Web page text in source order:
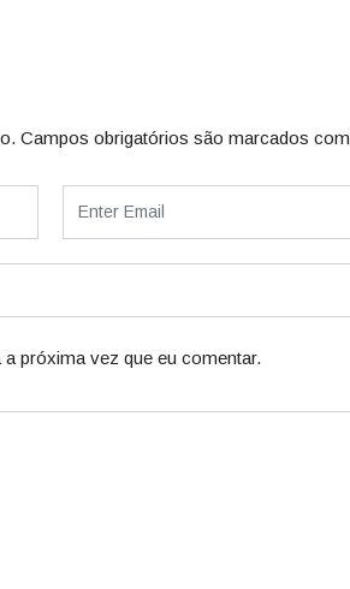
Campos obrigatórios são marcados com
próxima vez que eu comentar.